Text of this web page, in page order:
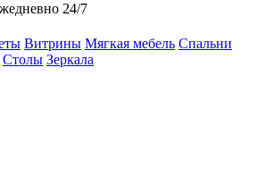
24/7
Витрины Мягкая мебель Спальни
Столы Зеркала